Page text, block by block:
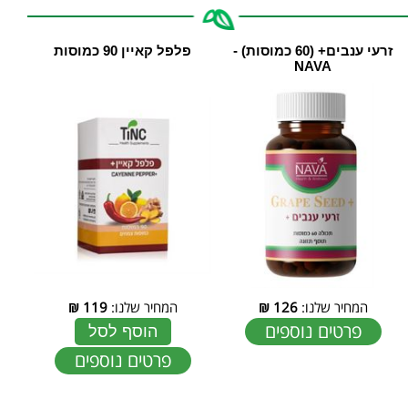
זרעי ענבים+ (60 כמוסות) -
NAVA
המחיר שלנו:126
₪
פרטים נוספים
פלפל קאיין 90 כמוסות
המחיר שלנו:119
₪
הוסף לסל
פרטים נוספים